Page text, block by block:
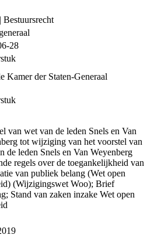
Bestuursrecht
28
Kamer der Staten-Generaal
van wet van de leden Snels en Van
tot wijziging van het voorstel van
de leden Snels en Van Weyenberg
regels over de toegankelijkheid van
van publiek belang (Wet open
(Wijzigingswet Woo); Brief
Stand van zaken inzake Wet open